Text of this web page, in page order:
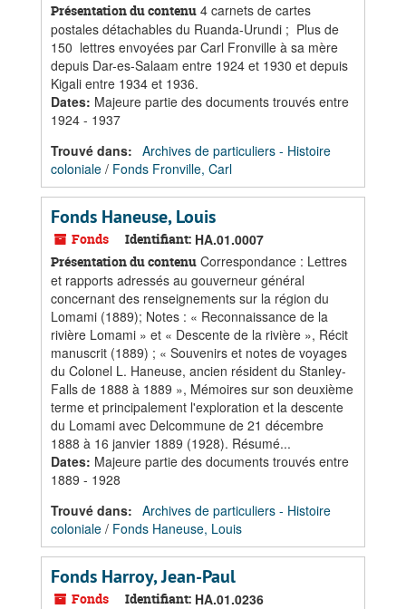
Présentation du contenu 4 carnets de cartes
postales détachables du Ruanda-Urundi ; Plus de
150 lettres envoyées par Carl Fronville à sa mère
depuis Dar-es-Salaam entre 1924 et 1930 et depuis
Kigali entre 1934 et 1936.
Dates: Majeure partie des documents trouvés entre
1924 - 1937
Trouvé dans: Archives de particuliers - Histoire
coloniale / Fonds Fronville, Carl
Fonds Haneuse, Louis
Fonds Identifiant: HA.01.0007
Présentation du contenu Correspondance : Lettres
et rapports adressés au gouverneur général
concernant des renseignements sur la région du
Lomami (1889); Notes : « Reconnaissance de la
rivière Lomami » et « Descente de la rivière », Récit
manuscrit (1889) ; « Souvenirs et notes de voyages
du Colonel L. Haneuse, ancien résident du Stanley-
Falls de 1888 à 1889 », Mémoires sur son deuxième
terme et principalement l'exploration et la descente
du Lomami avec Delcommune de 21 décembre
1888 à 16 janvier 1889 (1928). Résumé...
Dates: Majeure partie des documents trouvés entre
1889 - 1928
Trouvé dans: Archives de particuliers - Histoire
coloniale / Fonds Haneuse, Louis
Fonds Harroy, Jean-Paul
Fonds Identifiant: HA.01.0236